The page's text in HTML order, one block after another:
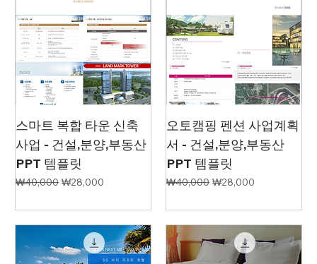
스마트 복합 타운 신축
사업 - 건설,분양,부동산
PPT 템플릿
일반가
₩40,000 할인가
₩28,000
오토캠핑 펜션 사업계획
서 - 건설,분양,부동산
PPT 템플릿
일반가
₩40,000 할인가
₩28,000